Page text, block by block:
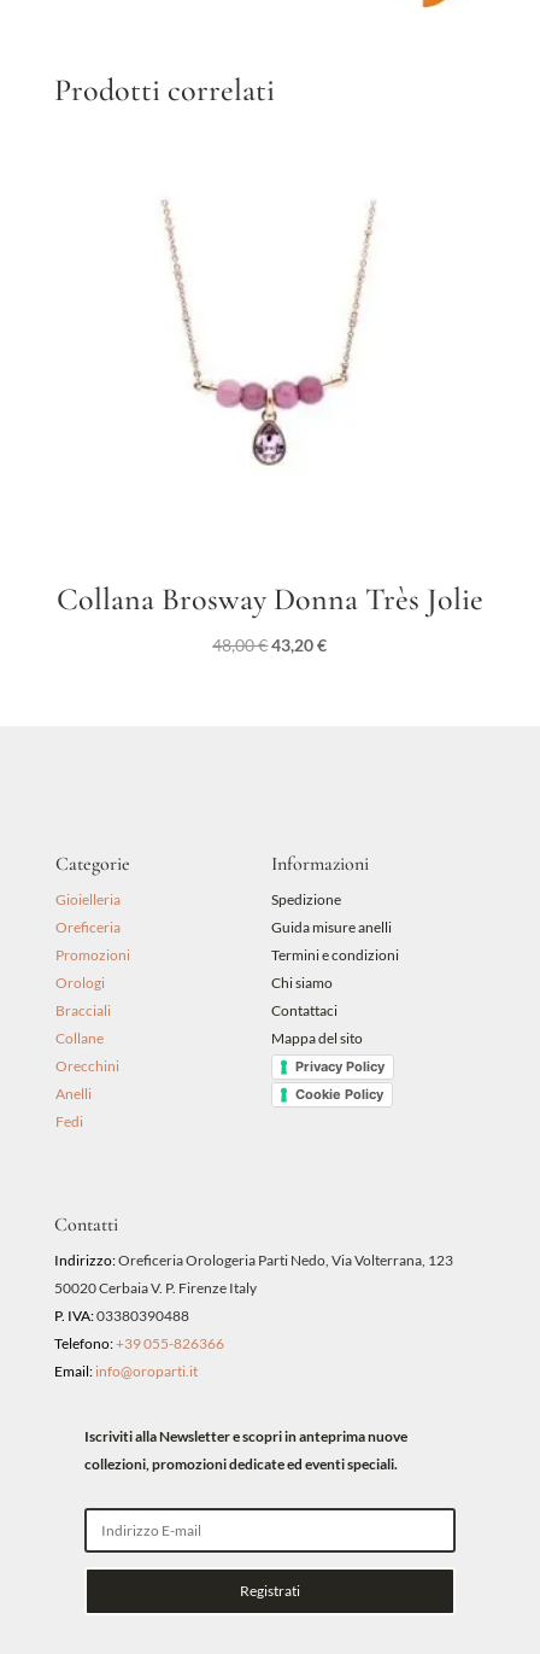
Prodotti correlati
Collana Brosway Donna Très Jolie
48,00€Il
43,20€Il
Categorie
Gioielleria
Oreficeria
Promozioni
Orologi
Bracciali
Collane
Orecchini
Anelli
Fedi
Informazioni
Spedizione
Guida misure anelli
Termini e condizioni
Chi siamo
Contattaci
Mappa del sito
Privacy Policy
Cookie Policy
Contatti
Indirizzo:Oreficeria Orologeria Parti Nedo, Via Volterrana, 123
50020 Cerbaia V. P. Firenze Italy
P. IVA:03380390488
Telefono:+39 055-826366
Email: info@oroparti.it
Iscriviti alla Newsletter e scopri in anteprima nuove
collezioni, promozioni dedicate ed eventi speciali.
Registrati